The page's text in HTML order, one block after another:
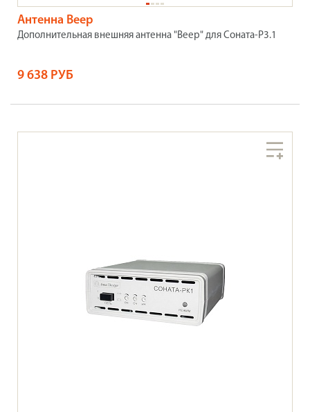
Антенна Веер
Дополнительная внешняя антенна "Веер" для Соната-Р3.1
9 638 РУБ